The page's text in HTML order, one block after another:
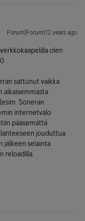
Forum|Forum|12 years ago
olen
sattunut vaikka
aikaisemmasta
Soneran
internetvalo
pääsemättä
jouduttua
jälkeen selainta
reloadilla.